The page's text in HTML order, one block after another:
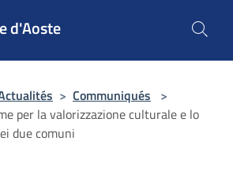
d'Aoste
> Communiqués >
per la valorizzazione culturale e lo
due comuni